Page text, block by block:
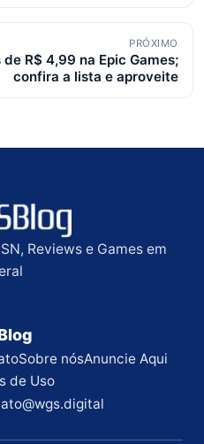
PRÓXIMO
R$ 4,99 na Epic Games;
confira a lista e aproveite
Reviews e Games em
Sobre nósAnuncie Aqui
de Uso